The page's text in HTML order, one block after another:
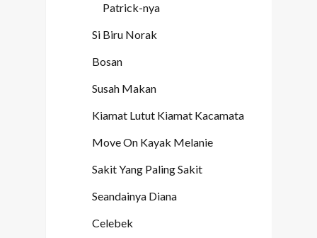
Patrick-nya
Si Biru Norak
Bosan
Susah Makan
Kiamat Lutut Kiamat Kacamata
Move On Kayak Melanie
Sakit Yang Paling Sakit
Seandainya Diana
Celebek